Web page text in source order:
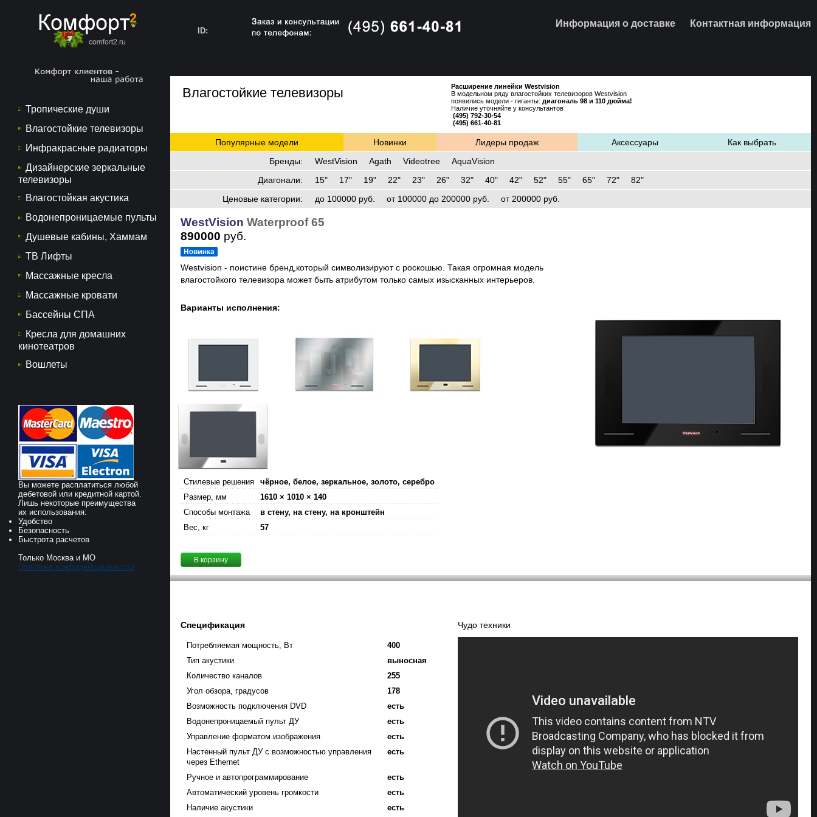
ID:
Информация о доставке Контактная информация
Тропические души
Влагостойкие телевизоры
Инфракрасные радиаторы
Дизайнерские зеркальные
телевизоры
Влагостойкая акустика
Водонепроницаемые пульты
Душевые кабины, Хаммам
ТВ Лифты
Массажные кресла
Массажные кровати
Бассейны СПА
Кресла для домашних
кинотеатров
Вошлеты
Вы можете расплатиться любой
дебетовой или кредитной картой.
Лишь некоторые преимущества
их использования:
Удобство
Безопасность
Быстрота расчетов
Только Москва и МО
Политика конфиденциальности
Влагостойкие телевизоры
Расширение линейки Westvision
В модельном ряду влагостойких телевизоров Westvision
появились модели - гиганты: диагональ 98 и 110 дюйма!
Наличие уточняйте у консультантов
(495) 792-30-54
(495) 661-40-81
Популярные модели Новинки Лидеры продаж Аксессуары
Как выбрать
Бренды: WestVision Agath Videotree
AquaVision
Диагонали: 15" 17" 19" 22" 23" 26" 32" 40" 42" 52" 55" 65" 72"
82"
Ценовые категории: до 100000 руб. от 100000 до 200000 руб. от 200000 руб.
WestVision Waterproof 65
890000 руб.
Westvision - поистине бренд,который символизируют с роскошью. Такая огромная модель
влагостойкого телевизора может быть атрибутом только самых изысканных интерьеров.
Варианты исполнения:
Стилевые решения
чёрное, белое, зеркальное, золото, серебро
Размер, мм
1610 × 1010 × 140
Способы монтажа
в стену, на стену, на кронштейн
Вес, кг
57
В корзину
Спецификация
Потребляемая мощность, Вт
400
Тип акустики
выносная
Количество каналов
255
Угол обзора, градусов
178
Возможность подключения DVD
есть
Водонепроницаемый пульт ДУ
есть
Управление форматом изображения
есть
Настенный пульт ДУ с возможностью управления
через Ethernet
есть
Ручное и автопрограммирование
есть
Автоматический уровень громкости
есть
Наличие акустики
есть
Чудо техники